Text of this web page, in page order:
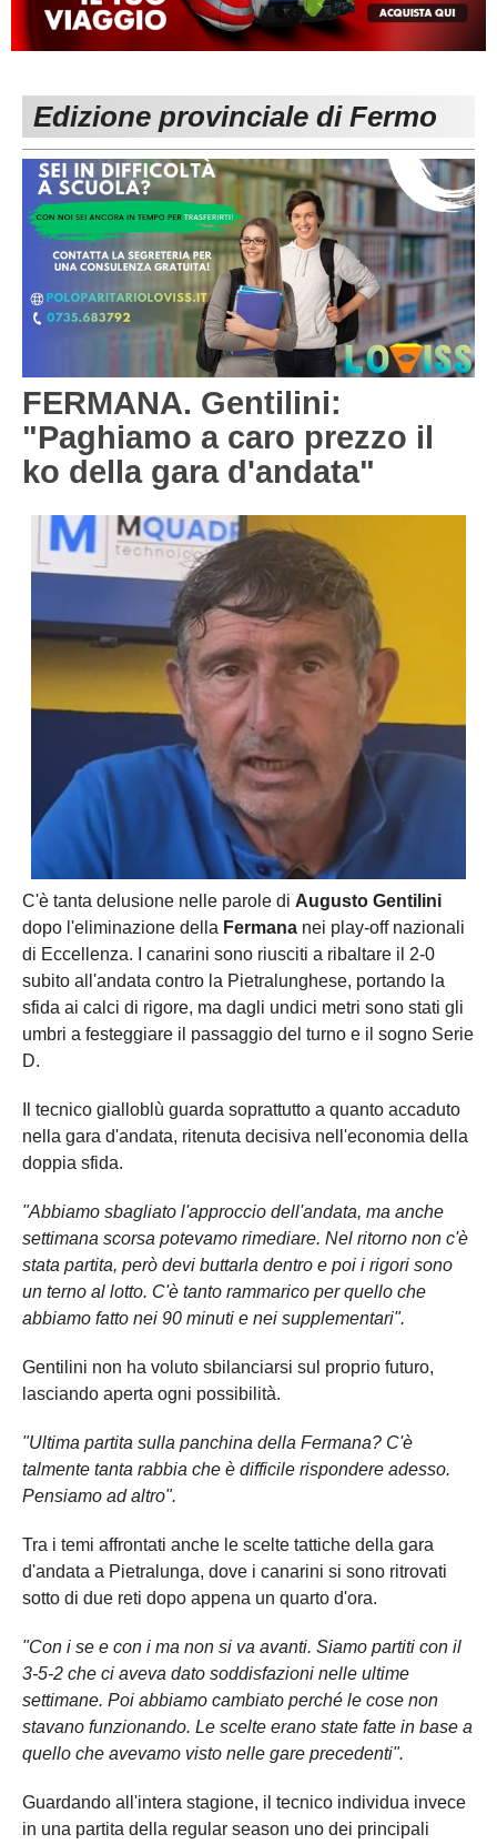
MACERATA
Carica la tua Rosa
ECCELLENZA
1^ CATEGORIA
2^ CATEGORIA
3^ CATEGORIA
GIOVANILI
REGIONALI
Edizione provinciale di Fermo
FERMANA. Gentilini:
"Paghiamo a caro prezzo il
ko della gara d'andata"
C'è tanta delusione nelle parole di Augusto Gentilini
dopo l'eliminazione della Fermana nei play-off nazionali
di Eccellenza. I canarini sono riusciti a ribaltare il 2-0
subito all'andata contro la Pietralunghese, portando la
sfida ai calci di rigore, ma dagli undici metri sono stati gli
umbri a festeggiare il passaggio del turno e il sogno Serie
D.
Il tecnico gialloblù guarda soprattutto a quanto accaduto
nella gara d'andata, ritenuta decisiva nell'economia della
doppia sfida.
"Abbiamo sbagliato l'approccio dell'andata, ma anche
settimana scorsa potevamo rimediare. Nel ritorno non c'è
stata partita, però devi buttarla dentro e poi i rigori sono
un terno al lotto. C'è tanto rammarico per quello che
abbiamo fatto nei 90 minuti e nei supplementari".
Gentilini non ha voluto sbilanciarsi sul proprio futuro,
lasciando aperta ogni possibilità.
"Ultima partita sulla panchina della Fermana? C'è
talmente tanta rabbia che è difficile rispondere adesso.
Pensiamo ad altro".
Tra i temi affrontati anche le scelte tattiche della gara
d'andata a Pietralunga, dove i canarini si sono ritrovati
sotto di due reti dopo appena un quarto d'ora.
"Con i se e con i ma non si va avanti. Siamo partiti con il
3-5-2 che ci aveva dato soddisfazioni nelle ultime
settimane. Poi abbiamo cambiato perché le cose non
stavano funzionando. Le scelte erano state fatte in base a
quello che avevamo visto nelle gare precedenti".
Guardando all'intera stagione, il tecnico individua invece
in una partita della regular season uno dei principali